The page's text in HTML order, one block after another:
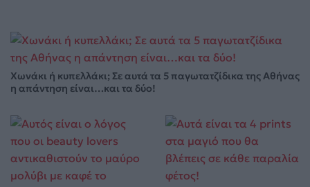
Χωνάκι ή κυπελλάκι; Σε αυτά τα 5 παγωτατζίδικα της Αθήνας
η απάντηση είναι…και τα δύο!